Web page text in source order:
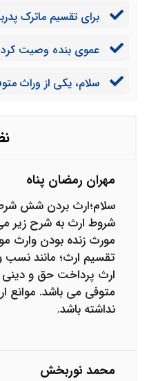
افراد می توانند از همدیگر
برای تقسیم ماترک
عموی بنده وصیت
سلام، یکی از
توقیف اموال ورثه باشند چه
مهران رمضان پناه
سلام؛ارث بردن شش
شروط ارث به شرح زیر
مورث زنده بودن وارث
تقسیم ارث؛ مانند
ارث پرداخت حق و دینی
متوفی می باشد. موانع
نداشته باشد.
محمد نوربخش